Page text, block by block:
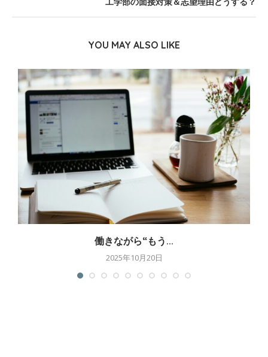
YOU MAY ALSO LIKE
働きながら“もう...
2025年10月20日